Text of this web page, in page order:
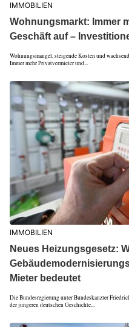
IMMOBILIEN
Wohnungsmarkt: Immer
Geschäft auf –
Wohnungsmangel, steigende Kosten und
Immer mehr Privatvermieter und...
IMMOBILIEN
Neues Heizungsgesetz:
Mieter bedeutet
Die Bundesregierung unter Bundeskanzler
der jüngeren deutschen Geschichte...